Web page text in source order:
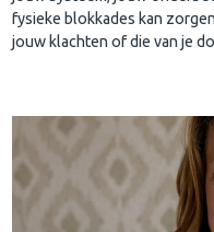
fysieke blokkades kan
jouw klachten of die van je